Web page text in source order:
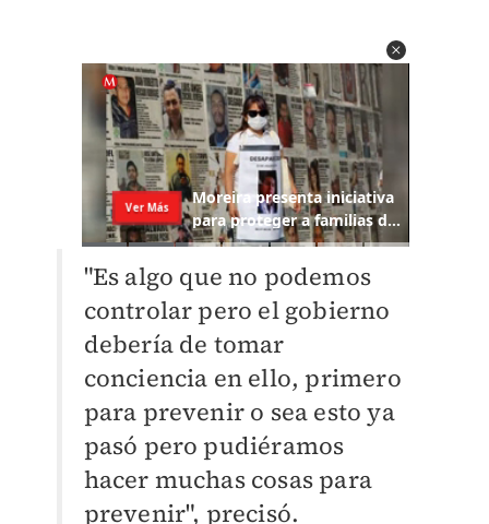
"Es algo que no podemos
controlar pero el gobierno
debería de tomar
conciencia en ello, primero
para prevenir o sea esto ya
pasó pero pudiéramos
hacer muchas cosas para
prevenir", precisó.